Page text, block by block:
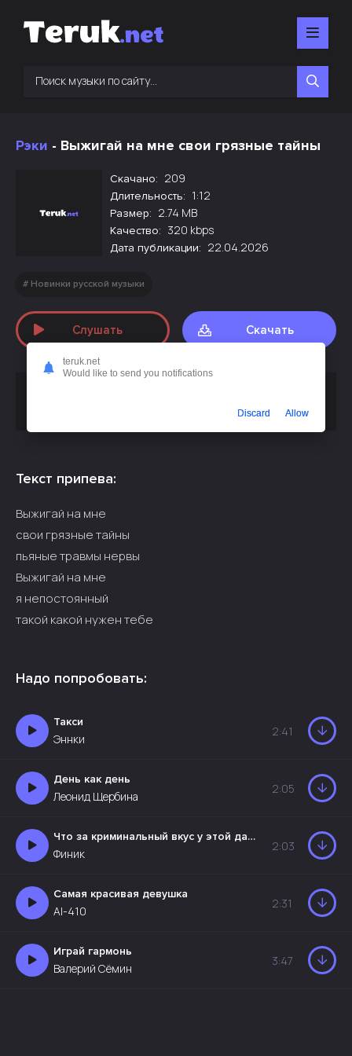
Рэки - Выжигай на мне свои грязные тайны
Скачано: 209
Длительность: 1:12
Размер: 2.74 MB
Качество: 320 kbps
Дата публикации: 22.04.2026
Новинки русской музыки
Слушать Скачать
Текст припева:
Выжигай на мне
свои грязные тайны
пьяные травмы нервы
Выжигай на мне
я непостоянный
такой какой нужен тебе
Надо попробовать:
Такси
Эннки
2:41
День как день
Леонид Щербина
2:05
Что за криминальный вкус у этой дамы
Финик
2:03
Самая красивая девушка
AI-410
2:31
Играй гармонь
Валерий Сёмин
3:47
teruk.net
Would like to send you notifications
Discard Allow